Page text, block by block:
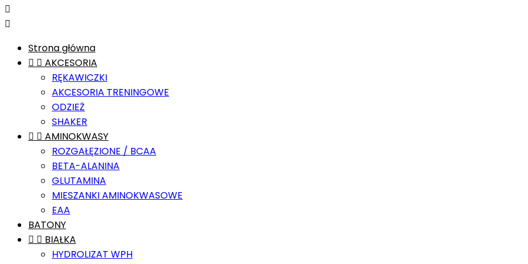


Strona główna
  AKCESORIA
RĘKAWICZKI
AKCESORIA TRENINGOWE
ODZIEŻ
SHAKER
  AMINOKWASY
ROZGAŁĘZIONE / BCAA
BETA-ALANINA
GLUTAMINA
MIESZANKI AMINOKWASOWE
EAA
BATONY
  BIAŁKA
HYDROLIZAT WPH